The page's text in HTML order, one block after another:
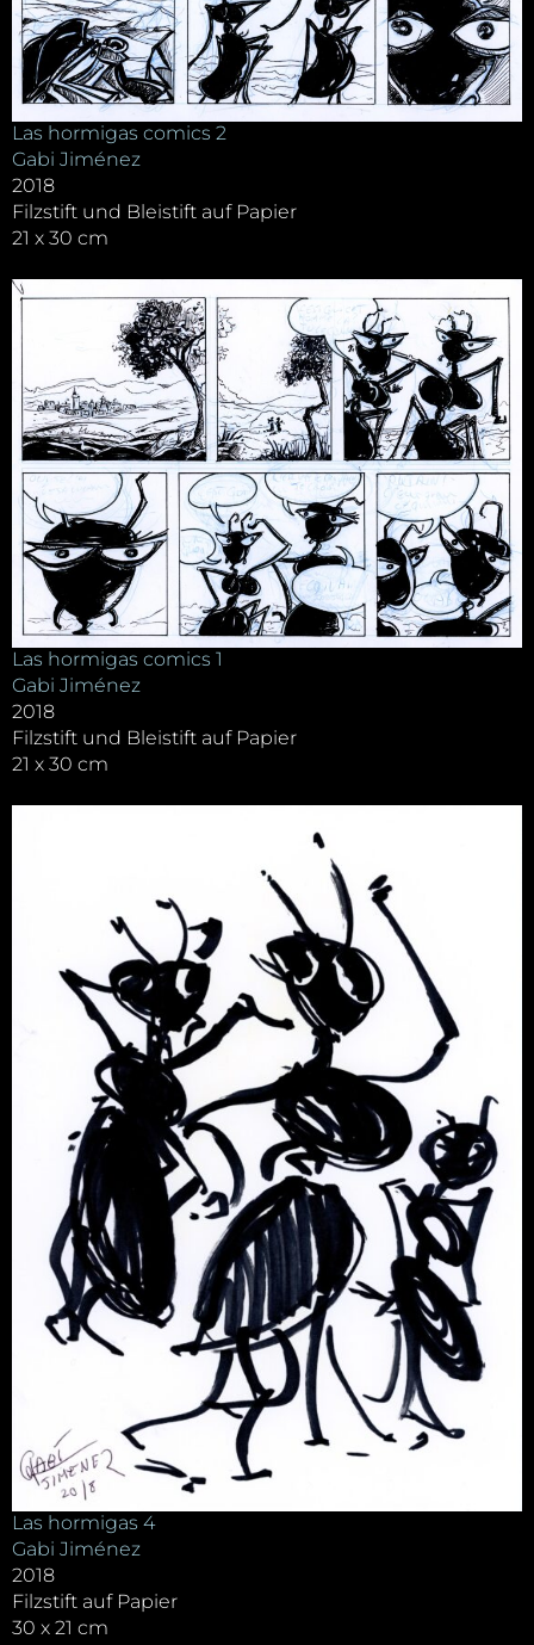
Las hormigas comics 2
Gabi Jiménez
2018
Filzstift und Bleistift auf Papier
21 x 30 cm
Las hormigas comics 1
Gabi Jiménez
2018
Filzstift und Bleistift auf Papier
21 x 30 cm
Las hormigas 4
Gabi Jiménez
2018
Filzstift auf Papier
30 x 21 cm